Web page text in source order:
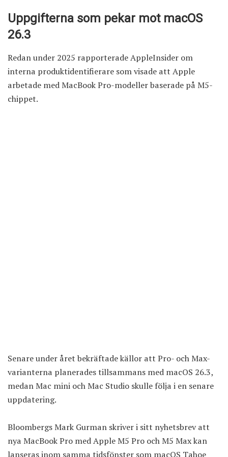
Uppgifterna som pekar mot macOS
26.3
Redan under 2025 rapporterade AppleInsider om
interna produktidentifierare som visade att Apple
arbetade med MacBook Pro-modeller baserade på M5-
chippet.
Senare under året bekräftade källor att Pro- och Max-
varianterna planerades tillsammans med macOS 26.3,
medan Mac mini och Mac Studio skulle följa i en senare
uppdatering.
Bloombergs Mark Gurman skriver i sitt nyhetsbrev att
nya MacBook Pro med Apple M5 Pro och M5 Max kan
lanseras inom samma tidsfönster som macOS Tahoe